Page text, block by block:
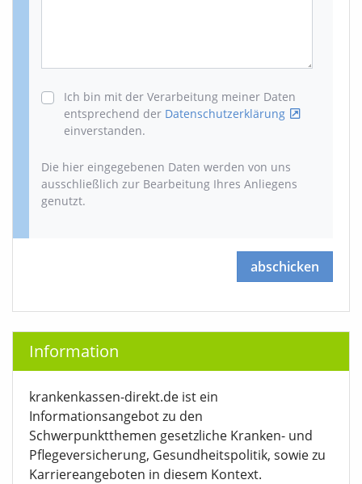
Ich bin mit der Verarbeitung meiner Daten
entsprechend der Datenschutzerklärung
einverstanden.
Die hier eingegebenen Daten werden von uns
ausschließlich zur Bearbeitung Ihres Anliegens
genutzt.
abschicken
Information
krankenkassen-direkt.de ist ein
Informationsangebot zu den
Schwerpunktthemen gesetzliche Kranken- und
Pflegeversicherung, Gesundheitspolitik, sowie zu
Karriereangeboten in diesem Kontext.